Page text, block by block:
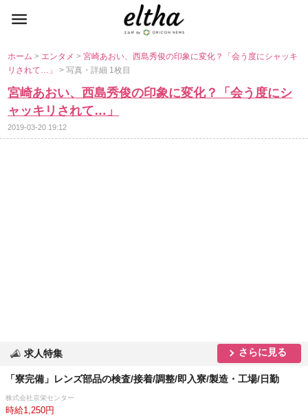
ホーム> エンタメ>宮崎あおい、西島秀俊の印象に変化？「会う度にシャッキ
リされて…」> 写真・詳細 1枚目
宮崎あおい、西島秀俊の印象に変化？「会う度にシ
ャッキリされて…」
2019-03-20 19:12
求人特集 さらに見る
「寮完備」レンズ部品の検査/接着/調整/即入寮/製造・工場/日勤
株式会社京栄センター
時給1,250円